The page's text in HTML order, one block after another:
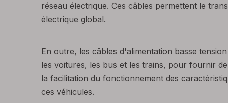
réseau électrique. Ces câbles permettent le
électrique global.
En outre, les câbles d'alimentation basse
les voitures, les bus et les trains, pour fournir
la facilitation du fonctionnement des
ces véhicules.